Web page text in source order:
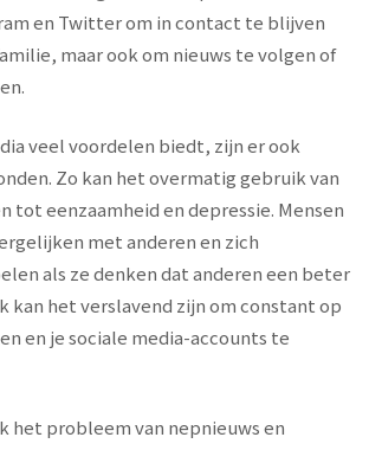
en Twitter om in contact te blijven
maar ook om nieuws te volgen of
veel voordelen biedt, zijn er ook
Zo kan het overmatig gebruik van
tot eenzaamheid en depressie. Mensen
met anderen en zich
als ze denken dat anderen een beter
kan het verslavend zijn om constant op
en je sociale media-accounts te
het probleem van nepnieuws en